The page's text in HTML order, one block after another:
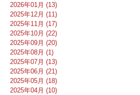
2026年01月 (13)
2025年12月 (11)
2025年11月 (17)
2025年10月 (22)
2025年09月 (20)
2025年08月 (1)
2025年07月 (13)
2025年06月 (21)
2025年05月 (18)
2025年04月 (10)